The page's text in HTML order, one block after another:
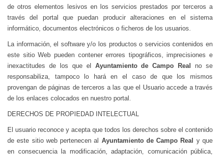
de otros elementos lesivos en los servicios prestados por terceros a
través del portal que puedan producir alteraciones en el sistema
informático, documentos electrónicos o ficheros de los usuarios.
La información, el software y/o los productos o servicios contenidos en
este sitio Web pueden contener errores tipográficos, imprecisiones e
inexactitudes de los que el Ayuntamiento de Campo Real
no se
responsabiliza, tampoco lo hará en el caso de que los mismos
provengan de páginas de terceros a las que el Usuario accede a través
de los enlaces colocados en nuestro portal.
DERECHOS DE PROPIEDAD INTELECTUAL
El usuario reconoce y acepta que todos los derechos sobre el contenido
de este sitio web pertenecen al Ayuntamiento de Campo Real y que
en consecuencia la modificación, adaptación, comunicación pública,